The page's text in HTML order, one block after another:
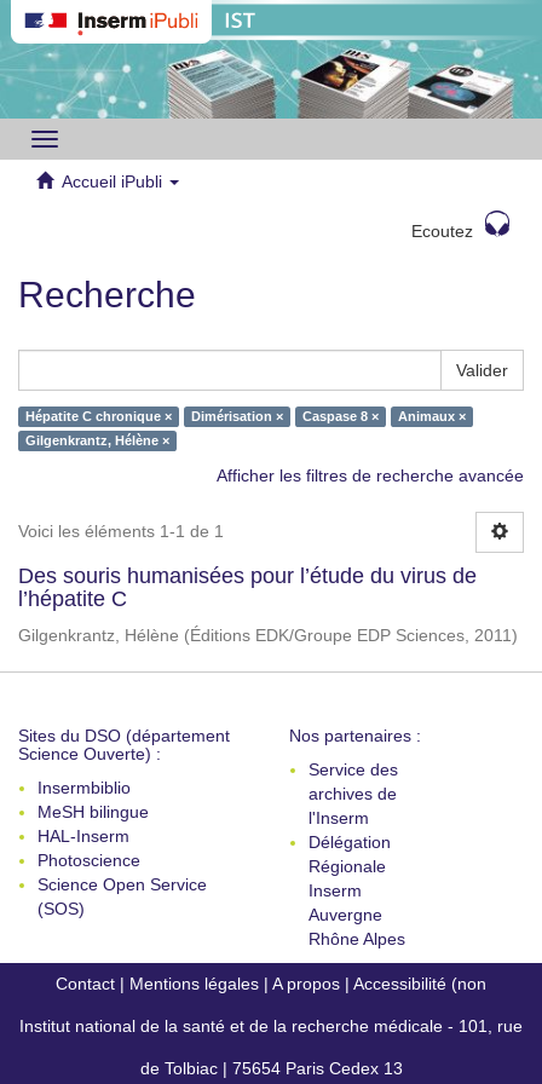
Toggle
navigation
Accueil iPubli
Ecoutez
Recherche
Valider
Hépatite C chronique × Dimérisation × Caspase 8 ×
Animaux ×
Gilgenkrantz, Hélène ×
Afficher les filtres de recherche avancée
Voici les éléments 1-1 de 1
Des souris humanisées pour l’étude du virus de
l’hépatite C
Gilgenkrantz, Hélène (Éditions EDK/Groupe EDP Sciences, 2011)
Sites du DSO (département
Science Ouverte) :
Insermbiblio
MeSH bilingue
HAL-Inserm
Photoscience
Science Open Service
(SOS)
Nos partenaires :
Service des
archives de
l'Inserm
Délégation
Régionale
Inserm
Auvergne
Rhône Alpes
Contact | Mentions légales | A propos | Accessibilité (non
conforme)
Institut national de la santé et de la recherche médicale - 101, rue
de Tolbiac | 75654 Paris Cedex 13